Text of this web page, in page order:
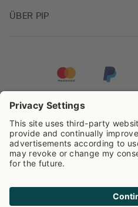
ÜBER PIP
auf der Grundlage von8.959